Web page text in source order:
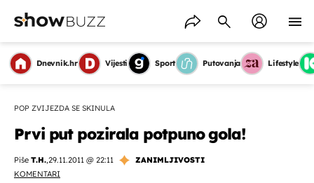
Dnevnik.hr Vijesti Sport Putovanja Lifestyle
POP ZVIJEZDA SE SKINULA
Prvi put pozirala potpuno gola!
Piše T.H.,29.11.2011 @ 22:11
ZANIMLJIVOSTI
KOMENTARI